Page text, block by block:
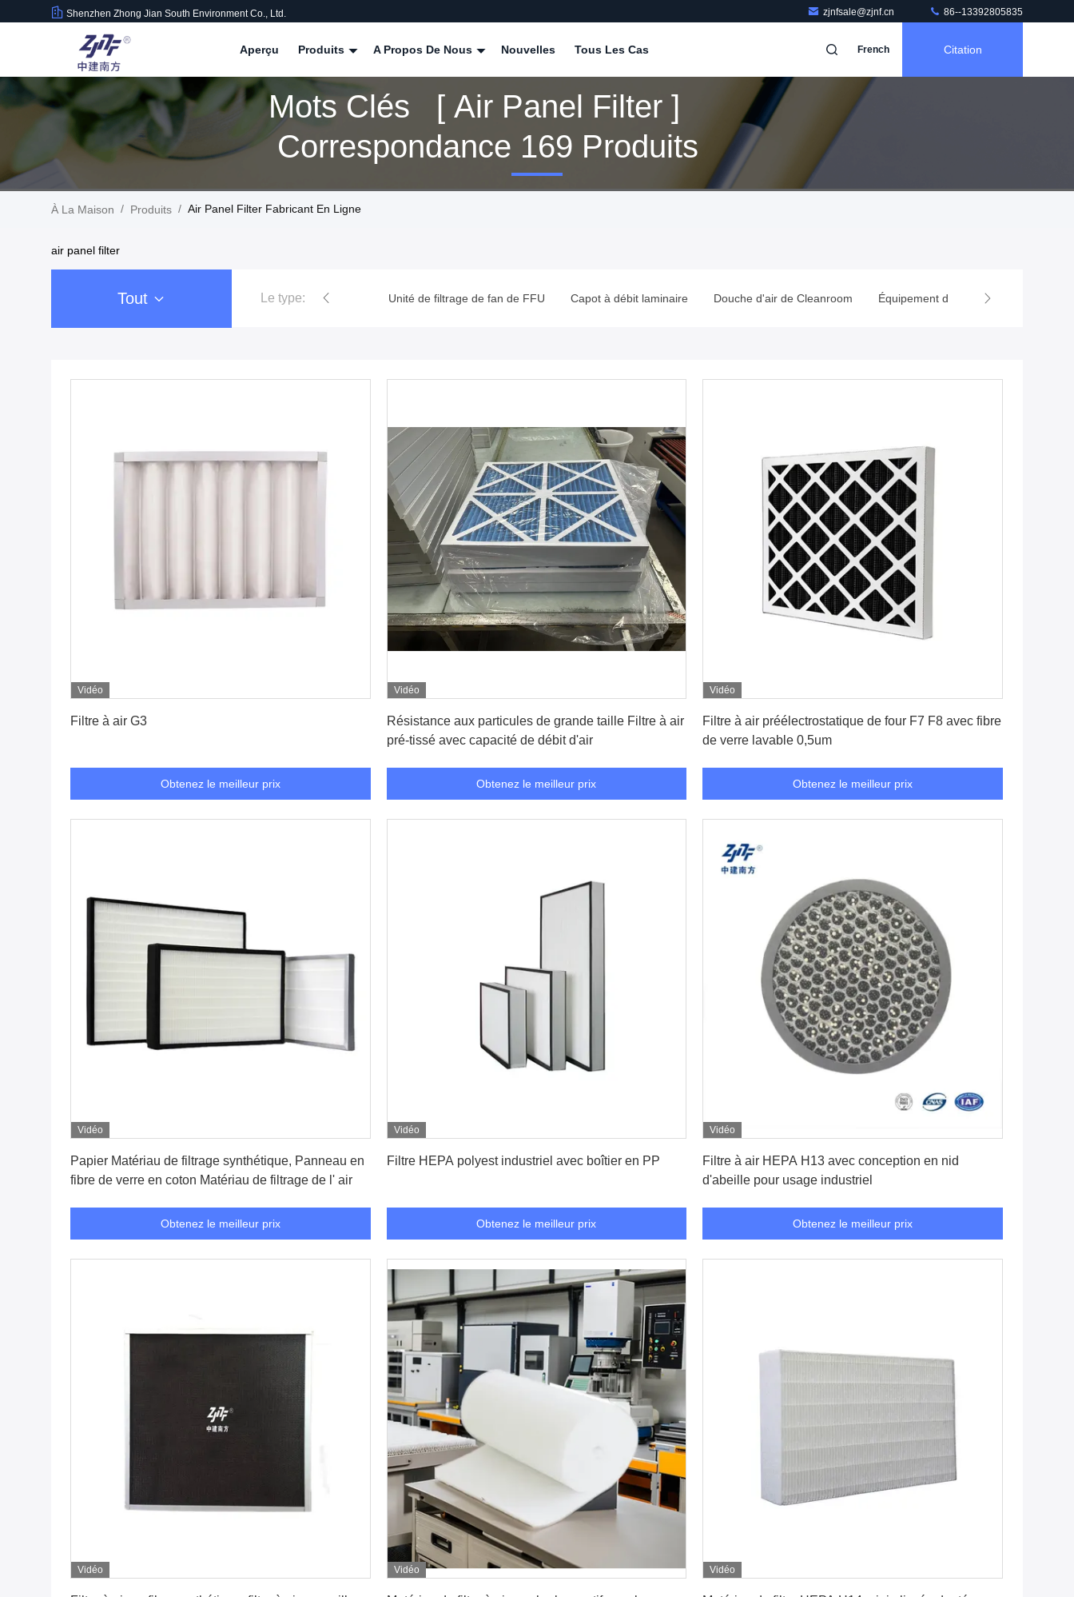
Shenzhen Zhong Jian South Environment Co., Ltd. zjnfsale@zjnf.cn 86--13392805835
Aperçu Produits A Propos De Nous Nouvelles Tous Les Cas French Citation
Mots Clés [ Air Panel Filter ]
Correspondance 169 Produits
À La Maison / Produits / Air Panel Filter Fabricant En Ligne
air panel filter
Tout Le type: Unité de filtrage de fan de FFU Capot à débit laminaire Douche d'air de Cleanroom Équipement des salles blanches
Vidéo
Filtre à air G3
Obtenez le meilleur prix
Vidéo
Résistance aux particules de grande taille Filtre à air
pré-tissé avec capacité de débit d'air
Obtenez le meilleur prix
Vidéo
Filtre à air préélectrostatique de four F7 F8 avec fibre
de verre lavable 0,5um
Obtenez le meilleur prix
Vidéo
Papier Matériau de filtrage synthétique, Panneau en
fibre de verre en coton Matériau de filtrage de l' air
Obtenez le meilleur prix
Vidéo
Filtre HEPA polyest industriel avec boîtier en PP
Obtenez le meilleur prix
Vidéo
Filtre à air HEPA H13 avec conception en nid
d'abeille pour usage industriel
Obtenez le meilleur prix
Vidéo Vidéo Vidéo